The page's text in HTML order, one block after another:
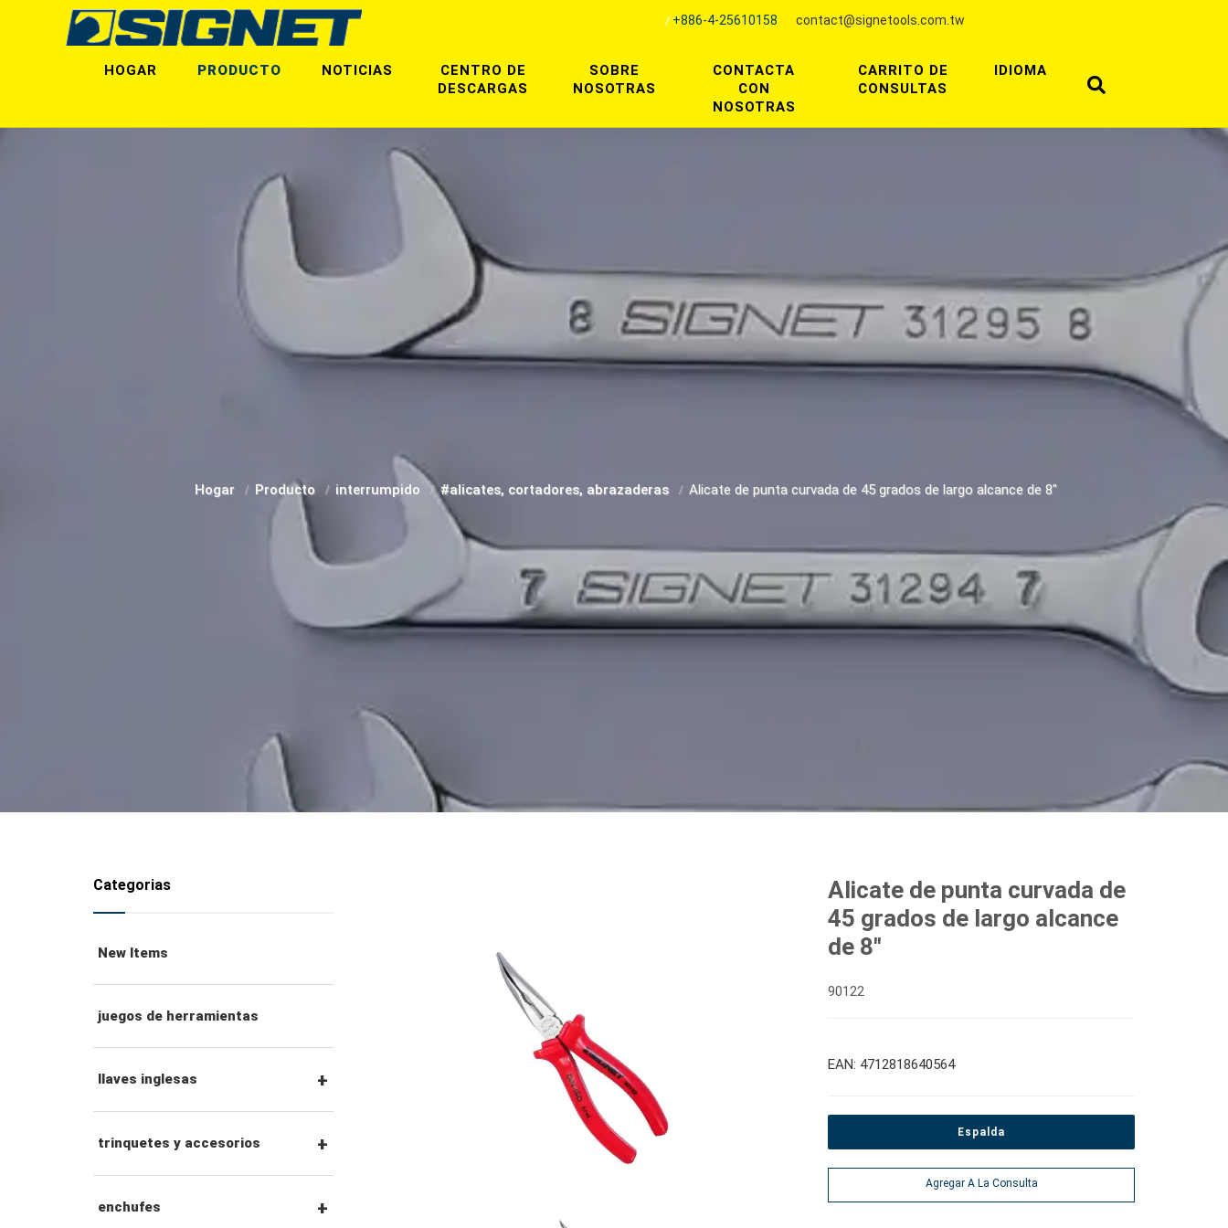
+886-4-25610158 contact@signetools.com.tw
HOGAR NOTICIAS
PRODUCTO
CENTRO DE
DESCARGAS
SOBRE
NOSOTRAS
CONTACTA
CON
NOSOTRAS
CARRITO DE
CONSULTAS
IDIOMA
Hogar Producto interrumpido #alicates, cortadores, abrazaderas Alicate de punta curvada de 45 grados de largo alcance de 8"
Categorias
New Items
juegos de herramientas
llaves inglesas
llaves combinadas
llaves de trinquete
trinquetes y accesorios
Trinquetes con
enchufes
Alicate de punta curvada de
45 grados de largo alcance
de 8"
90122
EAN: 4712818640564
Espalda
Agregar A La Consulta